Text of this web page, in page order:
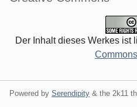
Der Inhalt dieses Werkes ist
Powered by Serendipity & the 2k11